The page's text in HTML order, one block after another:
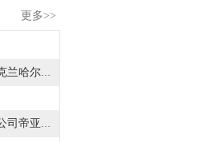
更多>>
据俄新社：俄罗斯国防部表示，在乌克兰哈尔科夫地区夺取伊万尼夫卡。
印度食品监管机构已向全球最大洋酒公司帝亚吉欧发出通知，警告其关于一款本土威士忌品牌“在美国橡木桶中熟成”的说法具有误导性。